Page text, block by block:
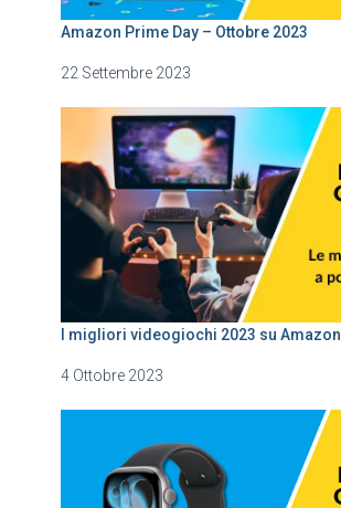
Amazon Prime Day – Ottobre 2023
22 Settembre 2023
I migliori videogiochi 2023 su Amazon
4 Ottobre 2023